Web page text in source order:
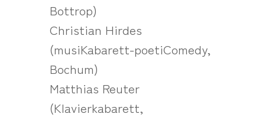
Bottrop)
Christian Hirdes
(musiKabarett-poetiComedy,
Bochum)
Matthias Reuter
(Klavierkabarett,